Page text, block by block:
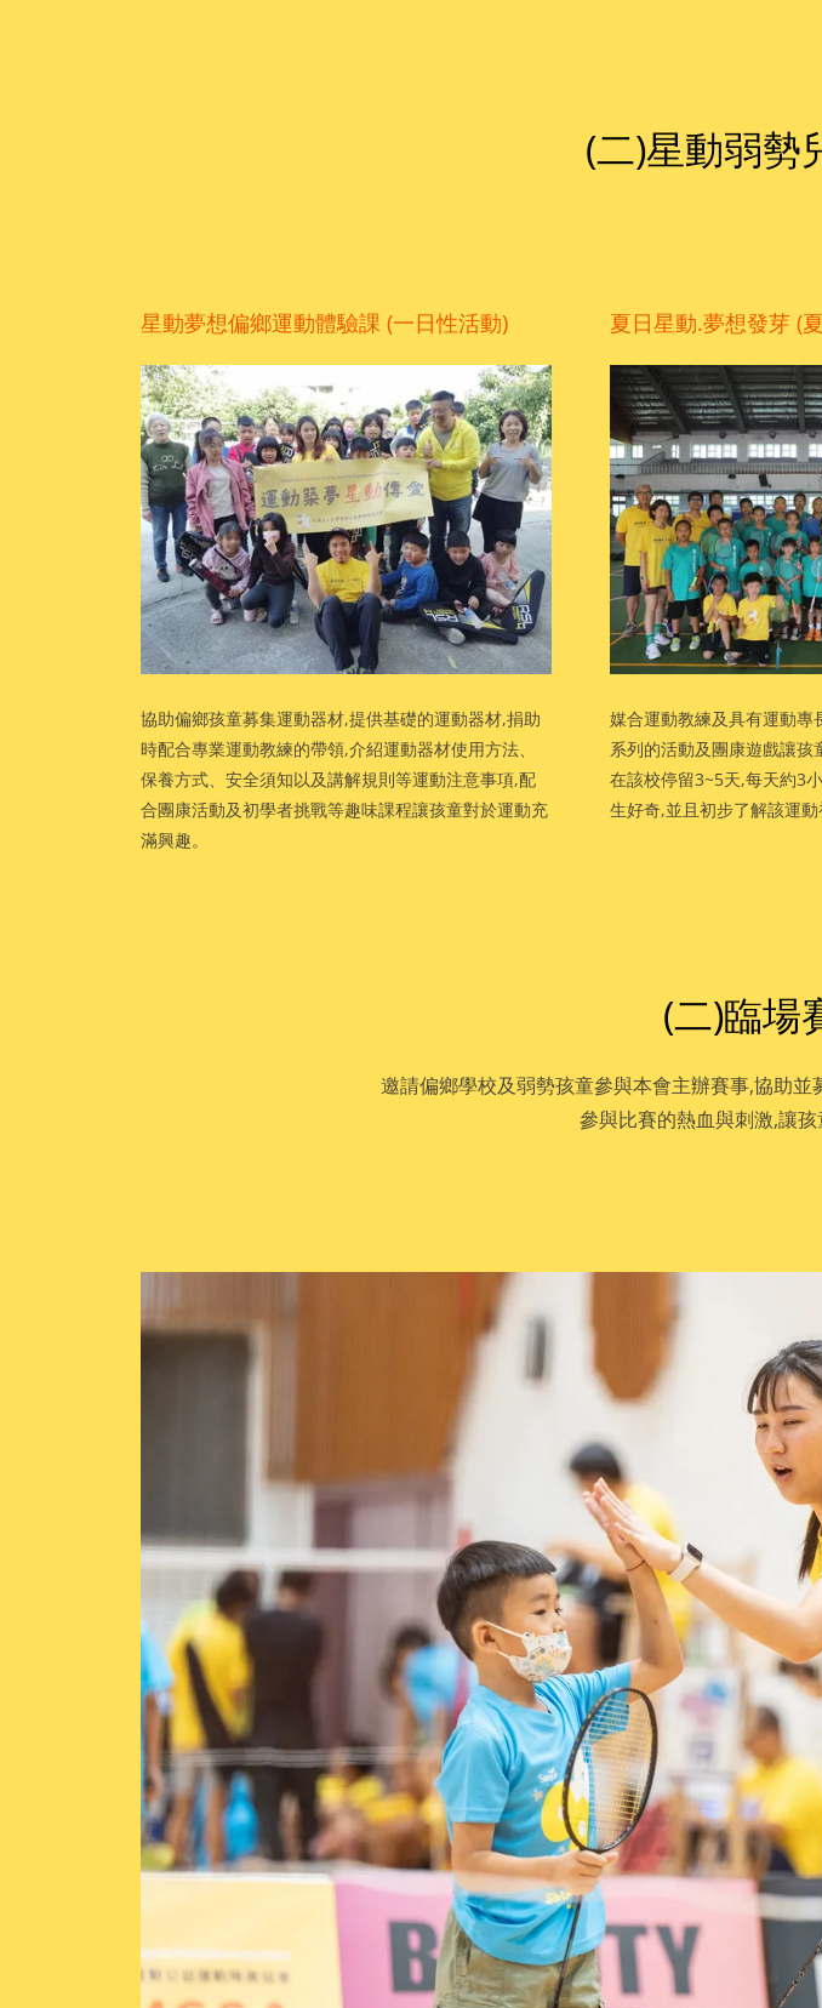
(二)星動弱勢
星動夢想偏鄉運動體驗課 (一日性活動)
協助偏鄉孩童募集運動器材,提供基礎的運動器材,捐助
時配合專業運動教練的帶領,介紹運動器材使用方法、
保養方式、安全須知以及講解規則等運動注意事項,配
合團康活動及初學者挑戰等趣味課程讓孩童對於運動充
滿興趣。
夏日星動.夢想發芽 (
媒合運動教練及具有運動專
系列的活動及團康遊戲讓孩
在該校停留3~5天,每天約3
生好奇,並且初步了解該運動
(二)臨場
邀請偏鄉學校及弱勢孩童參與本會主辦賽事,協助
參與比賽的熱血與刺激,讓孩